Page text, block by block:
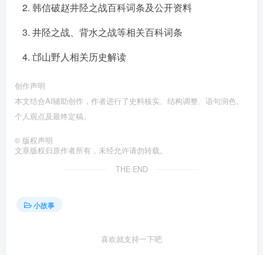
韩信破赵井陉之战百科词条及公开资料
井陉之战、背水之战等相关百科词条
邙山野人相关历史解读
创作声明
本文结合AI辅助创作，作者进行了史料核实、结构调整、语句润色、
个人观点及最终定稿。󠄹󠅀󠄪󠄢󠄡󠄦󠄞󠄧󠄣󠄞󠄢󠄡󠄦󠄞󠄩󠄤󠅬󠅅󠅃󠄵󠅂󠄪󠅗󠅥󠅕󠅣󠅤󠅬󠅄󠄹󠄽󠄵󠄪󠄢󠄠󠄢󠄦󠄝󠄠󠄨󠄝󠄠󠄦󠄐󠄡󠄧󠄪󠄠󠄠󠄪󠄣󠄡󠅬󠅨󠅙󠅑󠅟󠅗󠅒󠄞󠅓󠅟󠅝󠄐󠇕󠆠󠅿󠇖󠆄󠆩󠇕󠅿󠆈󠇗󠆭󠆁󠄐󠇗󠅹󠅸󠇖󠆍󠅳󠇖󠅹󠅰󠇖󠆌󠅹
© 版权声明
文章版权归原作者所有，未经允许请勿转载。
THE END
小故事
喜欢就支持一下吧